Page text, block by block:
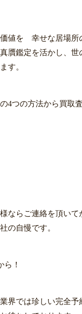
値を 幸せな居場所
贋鑑定を活かし、
す。
4つの方法から買取
ならご連絡を頂い
の自慢です。
ら！
界では珍しい完全